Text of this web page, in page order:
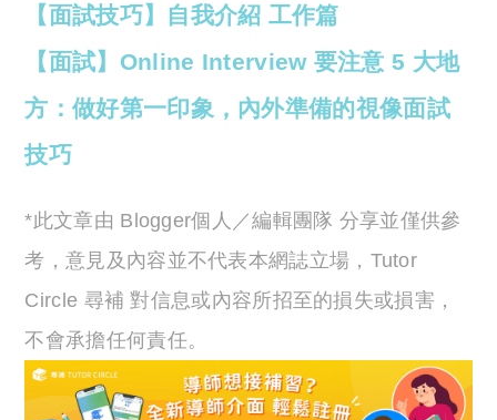
【面試技巧】自我介紹 工作篇
【面試】Online Interview 要注意 5 大地
方：做好第一印象，內外準備的視像面試
技巧
*此文章由 Blogger個人／編輯團隊 分享並僅供參
考，意見及內容並不代表本網誌立場，Tutor
Circle 尋補 對信息或內容所招至的損失或損害，
不會承擔任何責任。